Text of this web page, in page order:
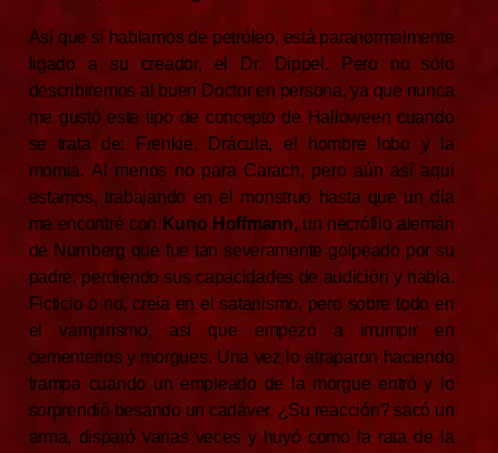
Así que si hablamos de petróleo, está paranormalmente
ligado a su creador, el Dr. Dippel. Pero no sólo
describiremos al buen Doctor en persona, ya que nunca
me gustó este tipo de concepto de Halloween cuando
se trata de: Frenkie, Drácula, el hombre lobo y la
momia. Al menos no para Carach, pero aún así aquí
estamos, trabajando en el monstruo hasta que un día
me encontré con Kuno Hoffmann,un necrófilo alemán
de Nurnberg que fue tan severamente golpeado por su
padre, perdiendo sus capacidades de audición y habla.
Ficticio o no, creía en el satanismo, pero sobre todo en
el vampirismo, así que empezó a irrumpir en
cementerios y morgues. Una vez lo atraparon haciendo
trampa cuando un empleado de la morgue entró y lo
sorprendió besando un cadáver. ¿Su reacción? sacó un
arma, disparó varias veces y huyó como la rata de la